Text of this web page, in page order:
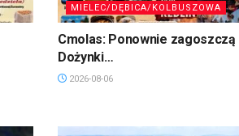
MIELEC/DĘBICA/KOLBUSZOWA
Cmolas: Ponownie zagoszczą
Dożynki…
2026-08-06